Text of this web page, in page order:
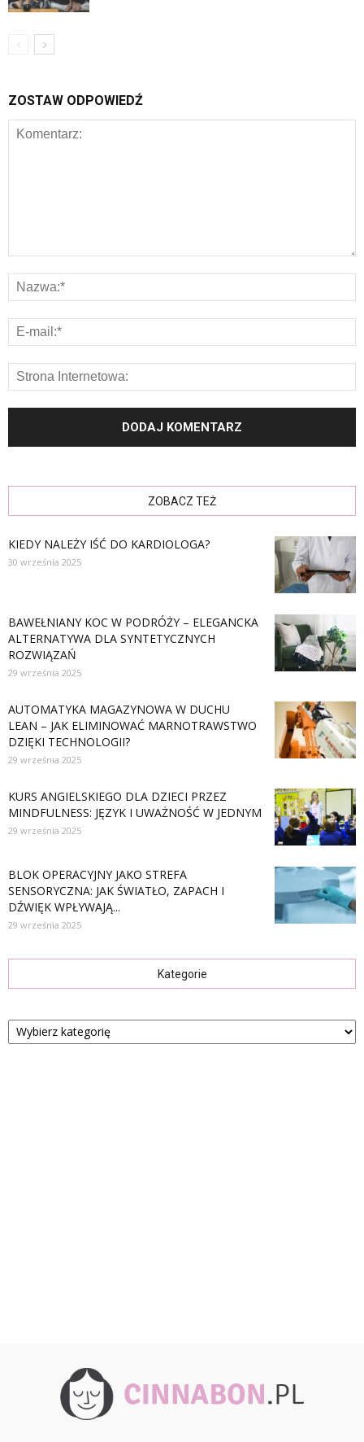
ZOSTAW ODPOWIEDŹ
ZOBACZ TEŻ
KIEDY NALEŻY IŚĆ DO KARDIOLOGA?
30 września 2025
BAWEŁNIANY KOC W PODRÓŻY – ELEGANCKA
ALTERNATYWA DLA SYNTETYCZNYCH
ROZWIĄZAŃ
29 września 2025
AUTOMATYKA MAGAZYNOWA W DUCHU
LEAN – JAK ELIMINOWAĆ MARNOTRAWSTWO
DZIĘKI TECHNOLOGII?
29 września 2025
KURS ANGIELSKIEGO DLA DZIECI PRZEZ
MINDFULNESS: JĘZYK I UWAŻNOŚĆ W JEDNYM
29 września 2025
BLOK OPERACYJNY JAKO STREFA
SENSORYCZNA: JAK ŚWIATŁO, ZAPACH I
DŹWIĘK WPŁYWAJĄ...
29 września 2025
Kategorie
Kategorie